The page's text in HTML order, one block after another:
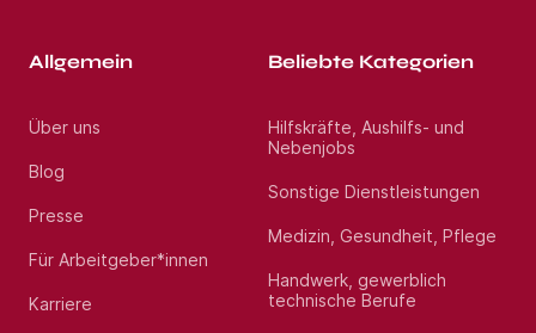
Allgemein
Über uns
Blog
Presse
Für Arbeitgeber*innen
Karriere
Beliebte Kategorien
Hilfskräfte, Aushilfs- und
Nebenjobs
Sonstige Dienstleistungen
Medizin, Gesundheit, Pflege
Handwerk, gewerblich
technische Berufe